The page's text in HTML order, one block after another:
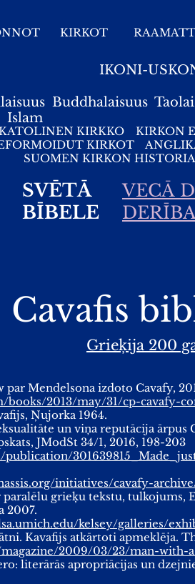
KIRKOT
IKONI-
Buddhalaisuus
Islam
KIRKKO KIRKON
KIRKOT
SUOMEN KIRKON
SVĒTĀ
BĪBELE
VECĀ
Cavafis
Grieķija 200
Mendelsona izdoto Cavafy,
books/2013/may/31/cp-cavafy-
Ņujorka 1964.
un viņa reputācija ārpus
JModSt 34/1, 2016, 198-203
publication/
initiatives/cavafy-
grieķu tekstu, tulkojums,
2007.
kelsey/galleries/
Kavafijs atkārtoti apmeklēja.
2009/03/23/man-with-
literārās apropriācijas un